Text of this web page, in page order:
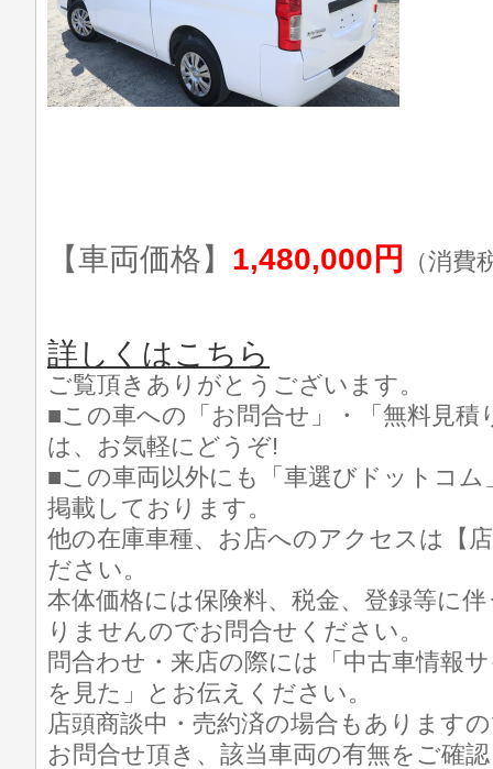
【車両価格】 1,480,000円 （消費
詳しくはこちら
ご覧頂きありがとうございます。
■この車への「お問合せ」・「無料見積
は、お気軽にどうぞ!
■この車両以外にも「車選びドットコ
掲載しております。
他の在庫車種、お店へのアクセスは【
ださい。
本体価格には保険料、税金、登録等に
りませんのでお問合せください。
問合わせ・来店の際には「中古車情報
を見た」とお伝えください。
店頭商談中・売約済の場合もあります
お問合せ頂き、該当車両の有無をご確